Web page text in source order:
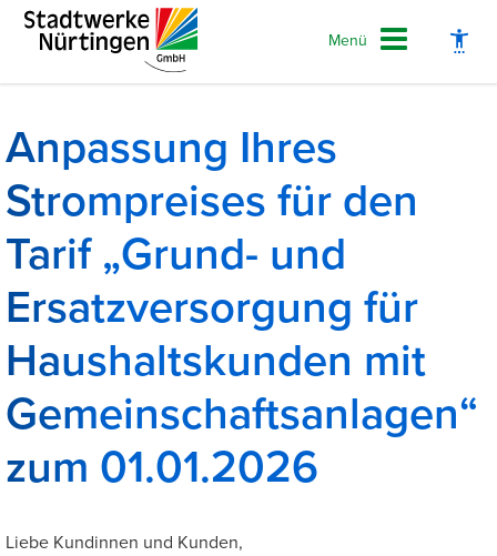
Menü
Anpassung Ihres
Strompreises für den
Tarif „Grund- und
Ersatzversorgung für
Haushaltskunden mit
Gemeinschaftsanlagen“
zum 01.01.2026
Liebe Kundinnen und Kunden,
Schrift vergrößern
Schrift verkleinern
Wortabstand vergrößern
Wortabstand verkleinern
Zeilenabstand vergrößern
Zeilenabstand verkleinern
Großer Mauszeiger